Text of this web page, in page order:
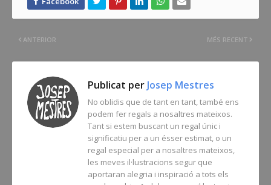
MÉS RECENT
ANTERIOR
Publicat per Josep Mestres
No oblidis que de tant en tant, també ens
podem fer regals a nosaltres mateixos.
Tant si estem buscant un regal únic i
significatiu per a un ésser estimat, o un
regal especial per a nosaltres mateixos,
les meves il·lustracions segur que
aportaran alegria i inspiració a tots els